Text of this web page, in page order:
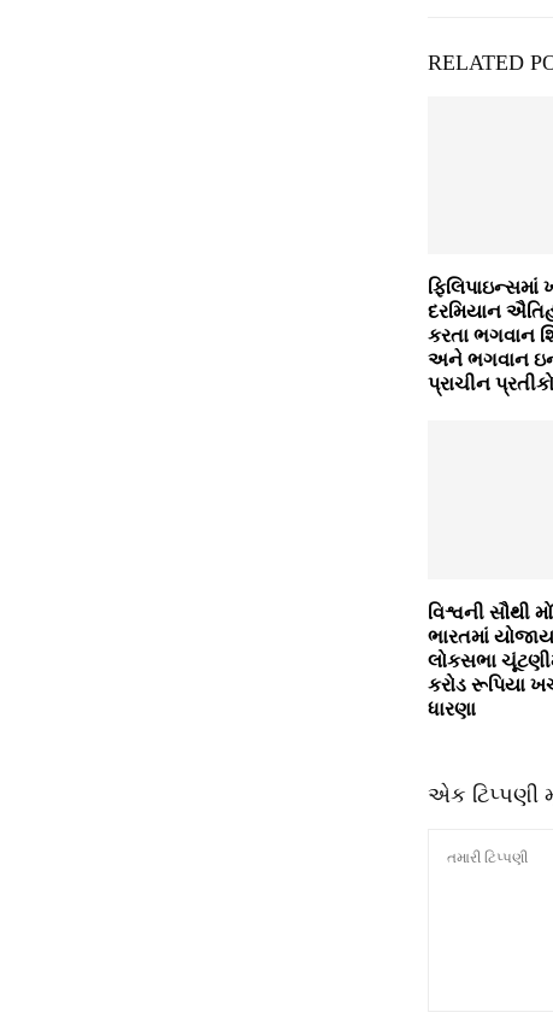
RELATED
ફિલિપાઇન્સમાં
દરમિયાન
કરતા ભગવાન
અને ભગવાન
પ્રાચીન
વિશ્વની સૌથી
ભારતમાં
લોકસભા
કરોડ રૂપિયા
ધારણા
એક ટિપ્પણી